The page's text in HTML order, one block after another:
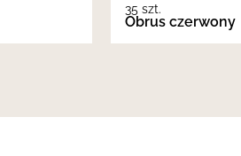
35 szt.
Obrus czerwony